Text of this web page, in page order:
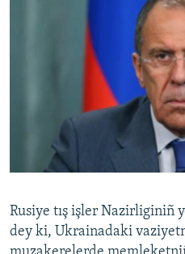
Русский
Українською
Rusiye tış işler Nazirliginiñ
dey ki, Ukrainadaki